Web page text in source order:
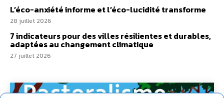
L’éco-anxiété informe et l’éco-lucidité transforme
28 juillet 2026
7 indicateurs pour des villes résilientes et durables,
adaptées au changement climatique
27 juillet 2026